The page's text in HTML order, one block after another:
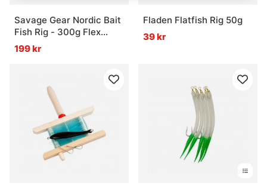
Savage Gear Nordic Bait
Fish Rig - 300g Flex
Hooks 3/0 + 6/0 FC 1mm
199 kr
Fladen Flatfish Rig 50g
39 kr